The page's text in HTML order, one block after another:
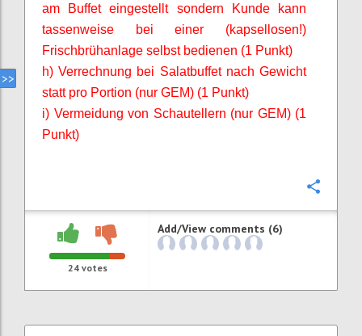
am Buffet eingestellt sondern Kunde kann
tassenweise bei einer (kapsellosen!)
Frischbrühanlage selbst bedienen (1 Punkt)
h) Verrechnung bei Salatbuffet nach Gewicht
statt pro Portion (nur GEM) (1 Punkt)
i) Vermeidung von Schautellern (nur GEM) (1
Punkt)
24votes
Add/View comments (6)